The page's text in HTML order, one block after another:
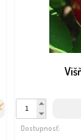
Dostupnosť: